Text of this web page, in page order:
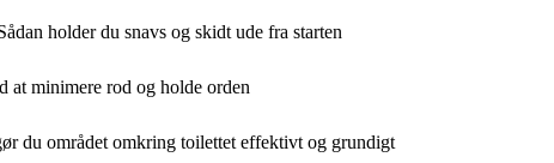
holder du snavs og skidt ude fra starten
at minimere rod og holde orden
du området omkring toilettet effektivt og grundigt